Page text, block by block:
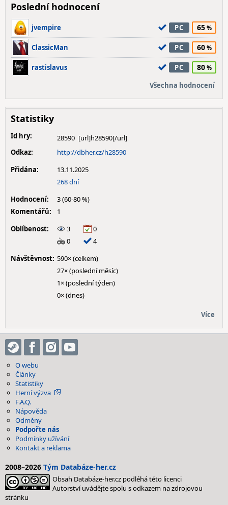
Poslední hodnocení
jvempire PC 65
ClassicMan PC 60
rastislavus PC 80
Všechna hodnocení
Statistiky
Id hry:
28590
Odkaz:
http://dbher.cz/h28590
Přidána:
13.11.2025
268 dní
Hodnocení:
3 (60-80 %)
Komentářů:
1
Oblíbenost:
3
0
0
4
Návštěvnost: 590× (celkem)
27× (poslední měsíc)
1× (poslední týden)
0× (dnes)
Více
O webu
Články
Statistiky
Herní výzva
F.A.Q.
Nápověda
Odměny
Podpořte nás
Podmínky užívání
Kontakt a reklama
2008–2026 Tým Databáze-her.cz
Obsah Databáze-her.cz podléhá této licenci
Autorství uvádějte spolu s odkazem na zdrojovou
stránku